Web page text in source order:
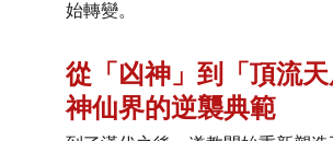
始轉變。
從「凶神」到「頂流天
神仙界的逆襲典範